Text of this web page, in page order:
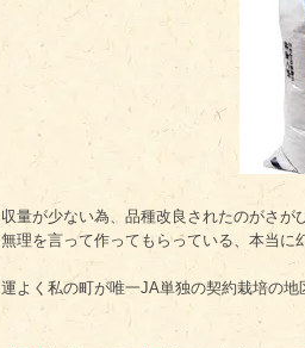
収量が少ない為、品種改良されたのがさ
無理を言って作ってもらっている、本当に
運よく私の町が唯一JA単独の契約栽培の地